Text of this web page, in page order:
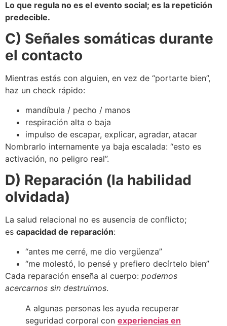
Lo que regula no es el evento social; es la repetición
predecible.
C) Señales somáticas durante
el contacto
Mientras estás con alguien, en vez de “portarte bien”,
haz un check rápido:
mandíbula / pecho / manos
respiración alta o baja
impulso de escapar, explicar, agradar, atacar
Nombrarlo internamente ya baja escalada: “esto es
activación, no peligro real”.
D) Reparación (la habilidad
olvidada)
La salud relacional no es ausencia de conflicto;
es capacidad de reparación:
“antes me cerré, me dio vergüenza”
“me molestó, lo pensé y prefiero decírtelo bien”
Cada reparación enseña al cuerpo: podemos
acercarnos sin destruirnos.
A algunas personas les ayuda recuperar
seguridad corporal con experiencias en